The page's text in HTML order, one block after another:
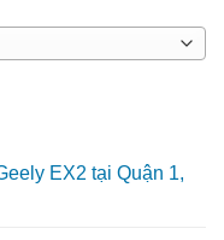
EX2 tại Quận 1,